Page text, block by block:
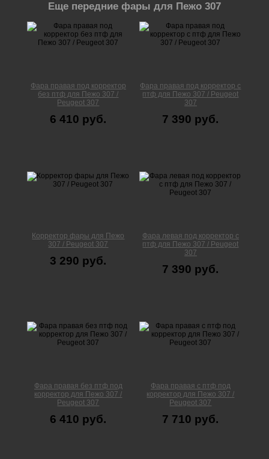
Еще передние фары для Пежо 307
Фара правая под корректор
без птф для Пежо 307 /
Peugeot 307
6 410 руб.
Фара правая под корректор с
птф для Пежо 307 / Peugeot
307
7 390 руб.
Корректор фары для Пежо
307 / Peugeot 307
3 290 руб.
Фара левая под корректор с
птф для Пежо 307 / Peugeot
307
7 390 руб.
Фара правая без птф под
корректор для Пежо 307 /
Peugeot 307
6 410 руб.
Фара правая с птф под
корректор для Пежо 307 /
Peugeot 307
7 710 руб.